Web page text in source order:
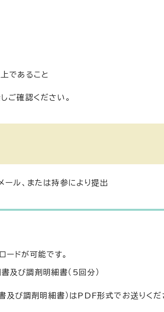
であること
ご確認ください。
ル、または持参により提出
ードが可能です。
及び調剤明細書（5回分）
及び調剤明細書）はPDF形式でお送りくだ